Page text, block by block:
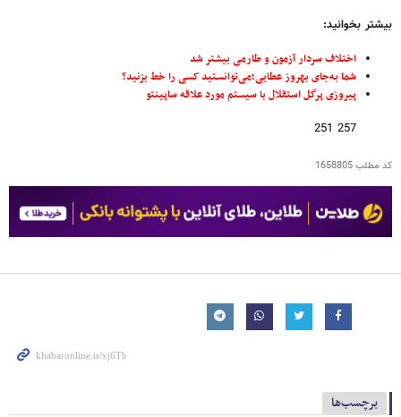
بیشتر بخوانید:
اختلاف سردار آزمون و طارمی بیشتر شد
شما به‌جای بهروز عطایی؛می‌توانستید کسی را خط بزنید؟
پیروزی پرگل استقلال با سیستم مورد علاقه ساپینتو
257 251
کد مطلب1658805
برچسب‌ها